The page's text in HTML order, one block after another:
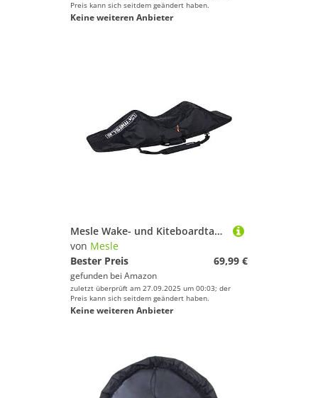
Preis kann sich seitdem geändert haben.
Keine weiteren Anbieter
Mesle Wake- und Kiteboardtasche Quest Padded, bis 146 cm Boardlänge mit Bindung, gepolstert, Wakeboard-Tasche Kite-Board Bag, schwarz
von Mesle
Bester Preis
69,99 €
gefunden bei Amazon
zuletzt überprüft am 27.09.2025 um 00:03; der
Preis kann sich seitdem geändert haben.
Keine weiteren Anbieter